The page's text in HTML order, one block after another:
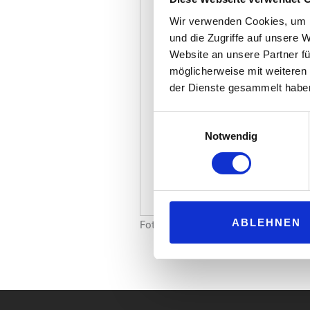
Wir verwenden Cookies,
und die Zugriffe auf unsere
Website an unsere Partner
möglicherweise mit
der Dienste gesammelt
Notwendig
ABLEHNEN
Foto: „Arnold André GmbH“